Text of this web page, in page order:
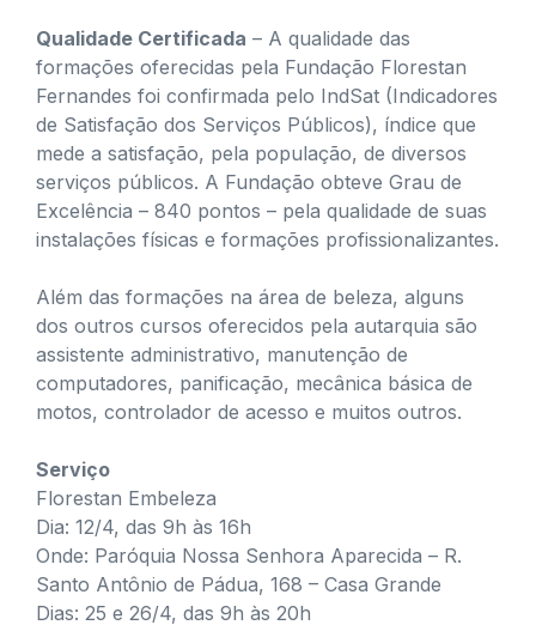
Qualidade Certificada – A qualidade das
formações oferecidas pela Fundação Florestan
Fernandes foi confirmada pelo IndSat (Indicadores
de Satisfação dos Serviços Públicos), índice que
mede a satisfação, pela população, de diversos
serviços públicos. A Fundação obteve Grau de
Excelência – 840 pontos – pela qualidade de suas
instalações físicas e formações profissionalizantes.
Além das formações na área de beleza, alguns
dos outros cursos oferecidos pela autarquia são
assistente administrativo, manutenção de
computadores, panificação, mecânica básica de
motos, controlador de acesso e muitos outros.
Serviço
Florestan Embeleza
Dia: 12/4, das 9h às 16h
Onde: Paróquia Nossa Senhora Aparecida – R.
Santo Antônio de Pádua, 168 – Casa Grande
Dias: 25 e 26/4, das 9h às 20h